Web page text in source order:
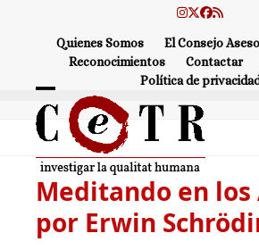
Instagram
Twitter
Facebook
RSS
Quienes Somos El Consejo
Reconocimientos
Contactar
Política de
Open
mobile
menu
Close
mobile
menu
Meditando en los
por Erwin